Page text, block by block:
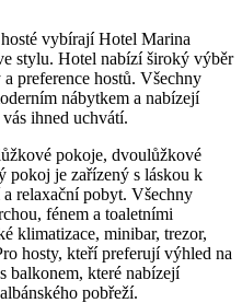
vybírají‍ Hotel‍ Marina
stylu. Hotel nabízí široký výběr
preference hostů.‌ Všechny
​nábytkem a ‍nabízejí⁣
ihned ‍uchvátí.
pokoje, ​dvoulůžkové
‍pokoj je ​zařízený ‌s ⁢láskou k
relaxační pobyt. ​Všechny
fénem a toaletními
klimatizace, minibar,‌ trezor,
hosty, ⁢kteří preferují výhled⁢ na
balkonem, které nabízejí
⁢pobřeží.